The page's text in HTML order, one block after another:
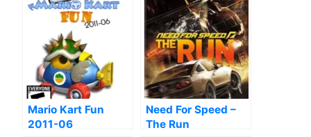
Mario Kart Fun
2011-06
Need For Speed –
The Run